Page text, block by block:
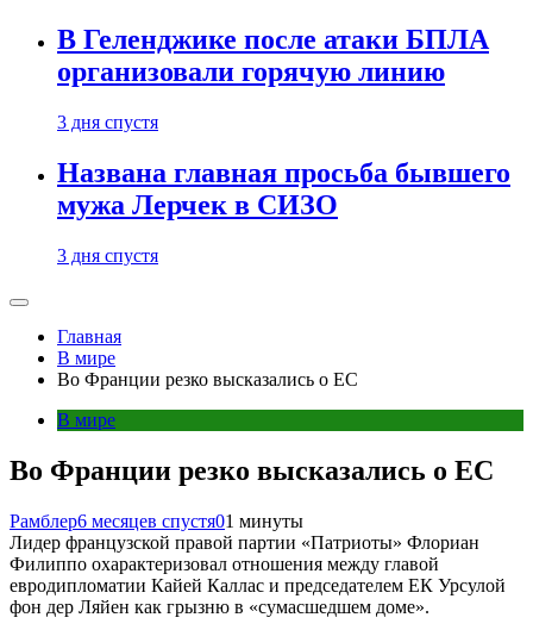
В Геленджике после атаки БПЛА
организовали горячую линию
3 дня спустя
Названа главная просьба бывшего
мужа Лерчек в СИЗО
3 дня спустя
Главная
В мире
Во Франции резко высказались о ЕС
В мире
Во Франции резко высказались о ЕС
Рамблер6 месяцев спустя01 минуты
Лидер французской правой партии «Патриоты» Флориан
Филиппо охарактеризовал отношения между главой
евродипломатии Кайей Каллас и председателем ЕК Урсулой
фон дер Ляйен как грызню в «сумасшедшем доме».